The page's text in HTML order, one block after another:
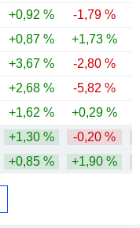
+0,92 % -1,79 %
+0,87 % +1,73 %
+3,67 % -2,80 %
+2,68 % -5,82 %
+1,62 % +0,29 %
+1,30 % -0,20 %
+0,85 % +1,90 %